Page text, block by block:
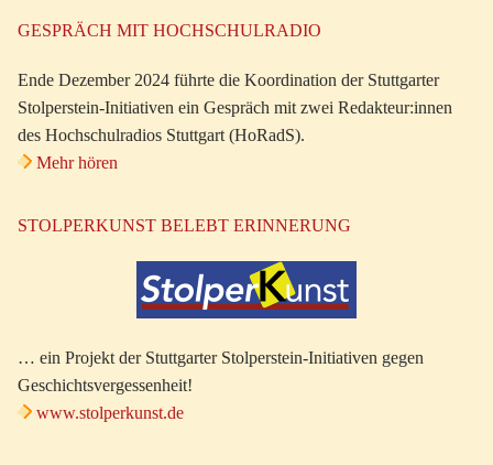
GESPRÄCH MIT HOCHSCHULRADIO
Ende Dezember 2024 führte die Koordination der Stuttgarter
Stolperstein-Initiativen ein Gespräch mit zwei Redakteur:innen
des Hochschulradios Stuttgart (HoRadS).
Mehr hören
STOLPERKUNST BELEBT ERINNERUNG
… ein Projekt der Stuttgarter Stolperstein-Initiativen gegen
Geschichtsvergessenheit!
www.stolperkunst.de